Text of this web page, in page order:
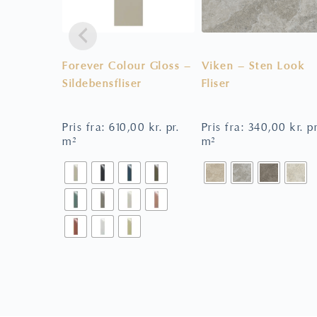
Forever Colour Gloss –
Sildebensfliser
Pris fra:610,00 kr. pr.
m²
Viken – Sten Look
Fliser
Pris fra: 340,00kr.
m²